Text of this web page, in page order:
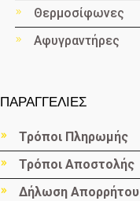
Θερμοσίφωνες
Αφυγραντήρες
ΠΑΡΑΓΓΕΛΙΕΣ
Τρόποι Πληρωμής
Τρόποι Αποστολής
Δήλωση Απορρήτου